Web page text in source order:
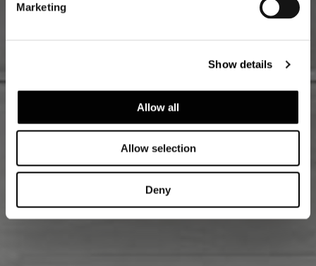
Marketing
Show details
Allow all
Allow selection
Deny